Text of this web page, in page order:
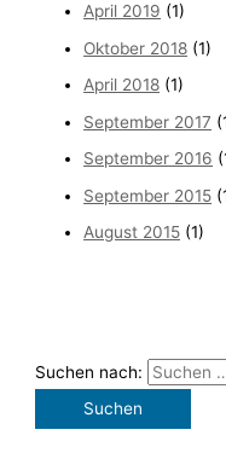
April 2019 (1)
Oktober 2018 (1)
April 2018 (1)
September 2017
September 2016
September 2015
August 2015 (1)
Suchen nach: